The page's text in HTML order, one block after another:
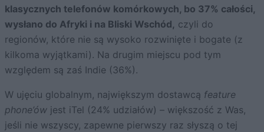
klasycznych telefonów komórkowych, bo 37% całości,
wysłano do Afryki i na Bliski Wschód, czyli do
regionów, które nie są wysoko rozwinięte i bogate (z
kilkoma wyjątkami). Na drugim miejscu pod tym
względem są zaś Indie (36%).
W ujęciu globalnym, największym dostawcą feature
phone’ów jest iTel (24% udziałów) – większość z Was,
jeśli nie wszyscy, zapewne pierwszy raz słyszą o tej